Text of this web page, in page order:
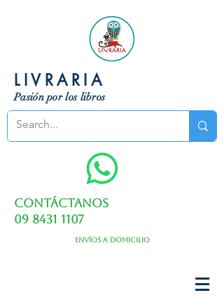
LIVRARIA
Pasión por los libros
Contáctanos
09 8431 1107
Envíos a domicilio